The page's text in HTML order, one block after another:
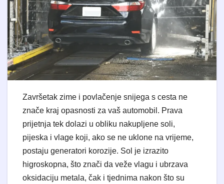
Završetak zime i povlačenje snijega s cesta ne
znače kraj opasnosti za vaš automobil. Prava
prijetnja tek dolazi u obliku nakupljene soli,
pijeska i vlage koji, ako se ne uklone na vrijeme,
postaju generatori korozije. Sol je izrazito
higroskopna, što znači da veže vlagu i ubrzava
oksidaciju metala, čak i tjednima nakon što su